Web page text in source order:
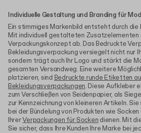
Individuelle Gestaltung und Branding für
Ein stimmiges Markenbild entsteht durch die
Mit individuell gestalteten Zusatzelementen
Verpackungskonzept ab. Das Bedruckte
Bekleidungsverpackung versiegelt nicht nur
sondern trägt auch Ihr Logo und stärkt die
gesamten Versandweg. Eine weitere
platzieren, sind Bedruckte runde Etiketten
Bekleidungsverpackungen. Diese Aufkleber
zum Verschließen von Seidenpapier, als
zur Kennzeichnung von kleineren Artikeln.
bei der Bündelung von Produkten wie
IhrerVerpackungen für Socken dienen. Mit
Sie sicher, dass Ihre Kunden Ihre Marke bei